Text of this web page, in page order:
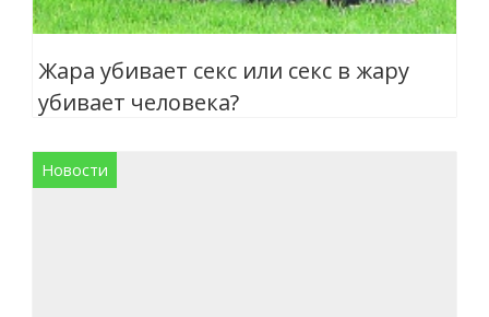
Жара убивает секс или секс в жару
убивает человека?
Новости